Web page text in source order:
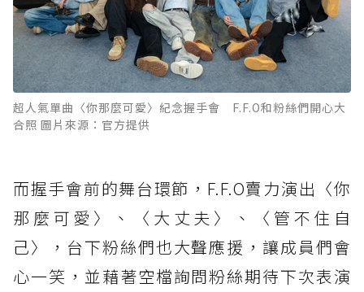
超人氣單曲〈你那麼可愛〉紀念握手會 F.F.O和粉絲們開心大
合照 圖片來源：官方提供
而握手會前的舞台環節，F.F.O賣力演出〈你
那麼可愛〉、〈大丈夫〉、〈管不住自
己〉，台下粉絲們也大聲應援，讓成員們會
心一笑，並藉著空檔詢問粉絲期待下次表演